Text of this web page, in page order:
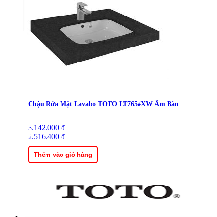
Chậu Rửa Mặt Lavabo TOTO LT765#XW Âm Bàn
3.142.000₫
Giá
gốc
là:
3.142.000 ₫.
2.516.400 ₫
Giá
hiện
tại
là:
2.516.400 ₫.
Thêm vào giỏ hàng